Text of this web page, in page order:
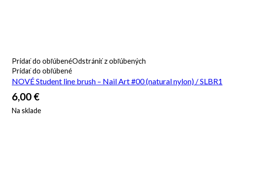
Pridať do obľúbenéOdstrániť z obľúbených
Pridať do obľúbené
NOVÉ Student line brush – Nail Art #00 (natural nylon) / SLBR1
6,00 €
Na sklade